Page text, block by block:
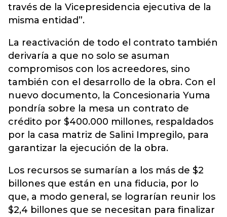
través de la Vicepresidencia ejecutiva de la
misma entidad”.
La reactivación de todo el contrato también
derivaría a que no solo se asuman
compromisos con los acreedores, sino
también con el desarrollo de la obra. Con el
nuevo documento, la Concesionaria Yuma
pondría sobre la mesa un contrato de
crédito por $400.000 millones, respaldados
por la casa matriz de Salini Impregilo, para
garantizar la ejecución de la obra.
Los recursos se sumarían a los más de $2
billones que están en una fiducia, por lo
que, a modo general, se lograrían reunir los
$2,4 billones que se necesitan para finalizar